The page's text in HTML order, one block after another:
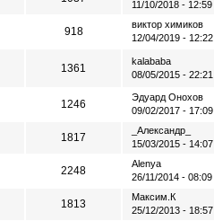
11/10/2018 - 12:59
918
виктор химиков
12/04/2019 - 12:22
1361
kalababa
08/05/2015 - 22:21
1246
Эдуард Онохов
09/02/2017 - 17:09
1817
_Александр_
15/03/2015 - 14:07
2248
Alenya
26/11/2014 - 08:09
1813
Максим.К
25/12/2013 - 18:57